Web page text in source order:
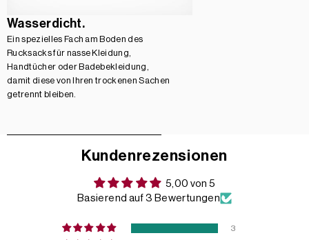
Wasserdicht.
Ein spezielles Fach am Boden des
Rucksacks für nasse Kleidung,
Handtücher oder Badebekleidung,
damit diese von Ihren trockenen Sachen
getrennt bleiben.
Kundenrezensionen
5,00 von 5
Basierend auf 3 Bewertungen
3